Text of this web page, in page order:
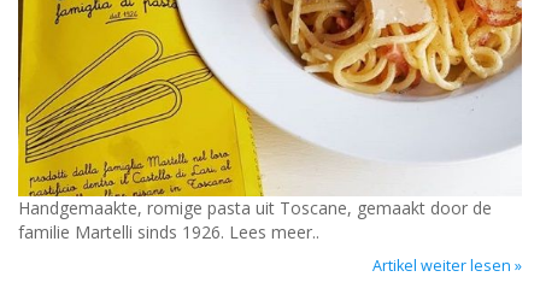
Handgemaakte, romige pasta uit Toscane, gemaakt door de
familie Martelli sinds 1926. Lees meer..
Artikel weiter lesen »